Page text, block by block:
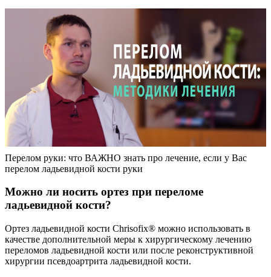
Перелом руки: что ВАЖНО знать про лечение, если у Вас
перелом ладьевидной кости руки
Можно ли носить ортез при переломе
ладьевидной кости?
Ортез ладьевидной кости Chrisofix® можно использовать в
качестве дополнительной меры к хирургическому лечению
переломов ладьевидной кости или после реконструктивной
хирургии псевдоартрита ладьевидной кости.